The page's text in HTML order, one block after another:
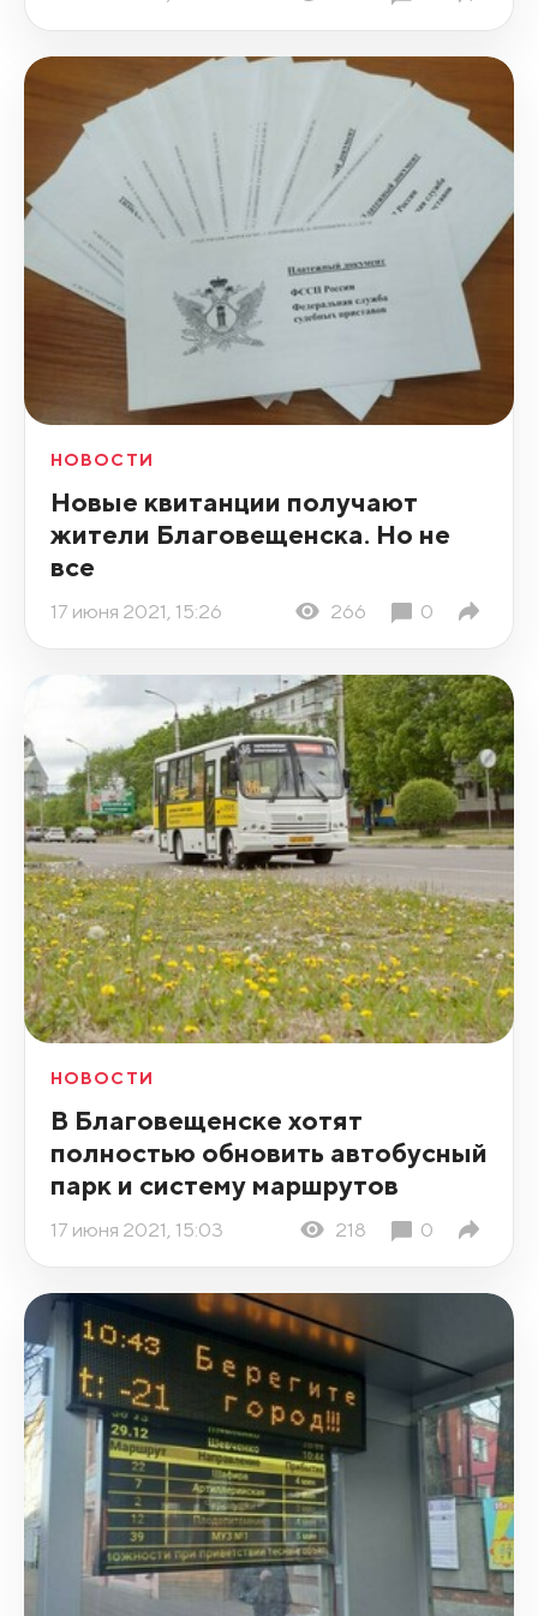
НОВОСТИ
Новые квитанции получают
жители Благовещенска. Но не
все
17 июня 2021, 15:26 266 0
НОВОСТИ
В Благовещенске хотят
полностью обновить автобусный
парк и систему маршрутов
17 июня 2021, 15:03 218 0